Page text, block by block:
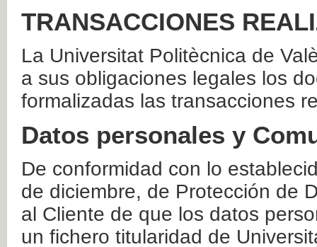
TRANSACCIONES
La Universitat Politècnica de
a sus obligaciones legales los
formalizadas las transacciones
Datos personales y
De conformidad con lo
de diciembre, de Protección de
al Cliente de que los datos
un fichero titularidad de